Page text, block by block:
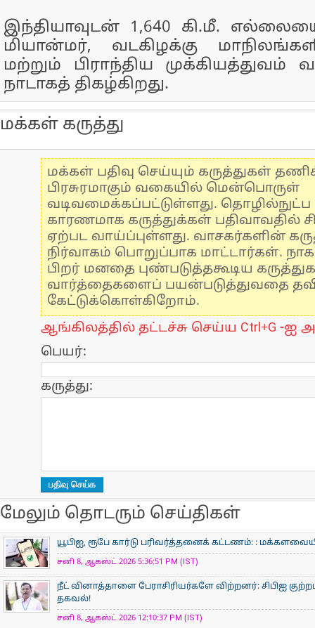
இந்தியாவுடன் 1,640 கி.மீ.
மியான்மர், வடகிழக்கு
மற்றும் பிராந்திய
நாடாகத் திகழ்கிறது.
மக்கள் கருத்து
மக்கள் பதிவு செய்யும் கருத்துகள்
பிரசுரமாகும் வகையில் மென்பொருள்
வடிவமைக்கப்பட்டுள்ளது.
காரணமாக கருத்துக்கள் பதிவாவதில்
ஏற்பட வாய்ப்புள்ளது. வாசகர்களின்
நிர்வாகம் பொறுப்பாக மாட்டார்கள்.
பிறர் மனதை புண்படுத்தகூடிய
வார்த்தைகளைப் பயன்படுத்துவதை
கேட்டுக்கொள்கிறோம்.
ஆங்கிலத்தில் தட்டச்சு செய்ய Ctrl+G -ஐ
பெயர்:
கருத்து:
மேலும் தொடரும் செய்திகள்
யூபிஐ, ரூபே கார்டு பரிவர்த்தனைக் கட்டணம்: :
சனி 8, ஆகஸ்ட் 2026 5:36:51 PM (IST)
நீட் வினாத்தாளை பேராசிரியர்களே விற்றனர்: சிபிஐ
தகவல்!
சனி 8, ஆகஸ்ட் 2026 12:10:37 PM (IST)